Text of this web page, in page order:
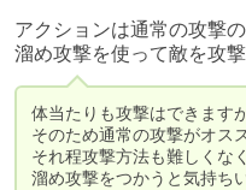
アクションは通常の攻撃
溜め攻撃を使って敵を攻撃
体当たりも攻撃はできます
そのため通常の攻撃がオスス
それ程攻撃方法も難しくな
溜め攻撃をつかうと気持ち